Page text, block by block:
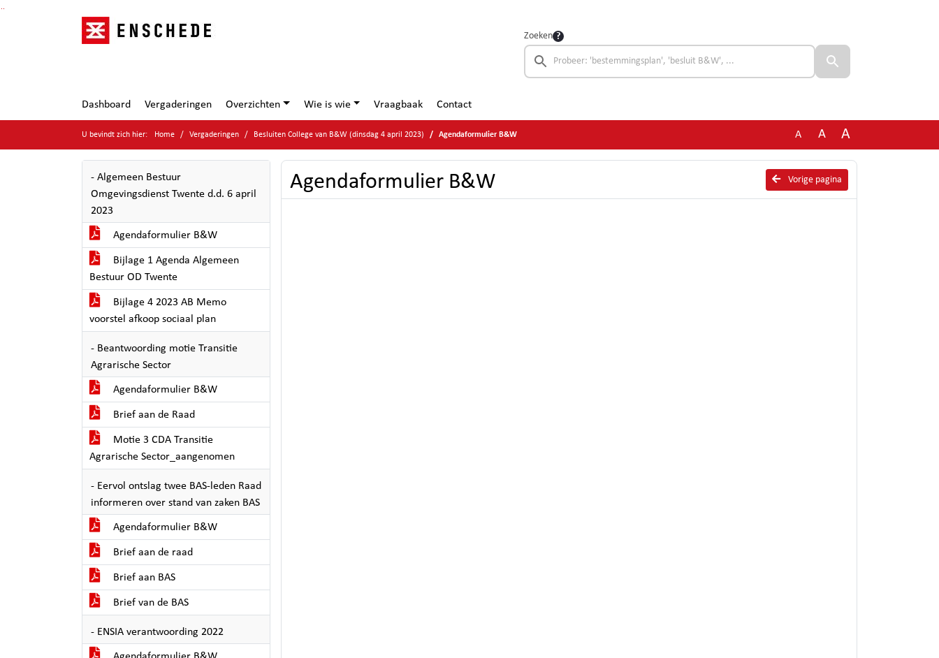
Ga naar de inhoud van deze pagina
Ga naar het zoeken
Ga naar het menu
Zoeken
Dashboard Vergaderingen Overzichten Wie is wie Vraagbaak Contact
U bevindt zich hier: Home Vergaderingen Besluiten College van B&W (dinsdag 4 april 2023) Agendaformulier B&W A A A
- Algemeen Bestuur
Omgevingsdienst Twente d.d. 6 april
2023
Agendaformulier B&W
Bijlage 1 Agenda Algemeen
Bestuur OD Twente
Bijlage 4 2023 AB Memo
voorstel afkoop sociaal plan
- Beantwoording motie Transitie
Agrarische Sector
Agendaformulier B&W
Brief aan de Raad
Motie 3 CDA Transitie
Agrarische Sector_aangenomen
- Eervol ontslag twee BAS-leden Raad
informeren over stand van zaken BAS
Agendaformulier B&W
Brief aan de raad
Brief aan BAS
Brief van de BAS
- ENSIA verantwoording 2022
Vorige pagina
Agendaformulier B&W